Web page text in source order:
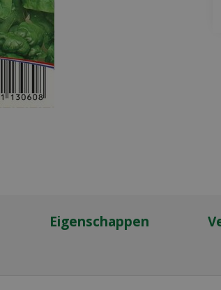
Eigenschappen